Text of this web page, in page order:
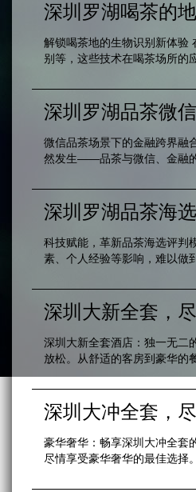
深圳罗湖喝茶的
解锁喝茶地的生物识别新体验
别等，这些技术在喝茶场所的
深圳罗湖品茶微
微信品茶场景下的金融跨界融
然发生——品茶与微信、金融
深圳罗湖品茶海
科技赋能，革新品茶海选评判
素、个人经验等影响，难以做
深圳大新全套，
深圳大新全套酒店：独一无二
放松。从舒适的客房到豪华的
深圳大冲全套，
豪华奢华：畅享深圳大冲全套
尽情享受豪华奢华的最佳选择